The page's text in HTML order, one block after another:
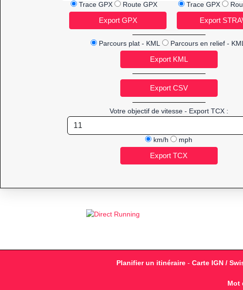
Trace GPX Route GPX Trace GPX
Parcours plat - KML Parcours en relief - KML
Votre objectif de vitesse - Export TCX :
km/h mph
Planifier un itinéraire - Carte IGN /
Mot